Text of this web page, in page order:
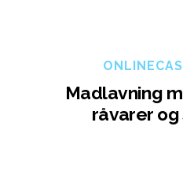
Madlavning
råvarer